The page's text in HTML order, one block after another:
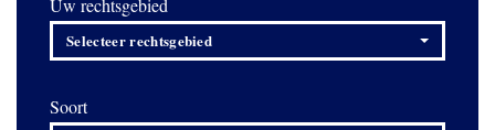
Uw rechtsgebied
Selecteer rechtsgebied
Soort